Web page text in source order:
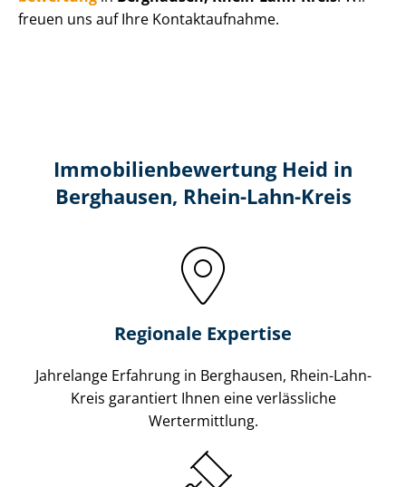
freuen uns auf Ihre Kontaktaufnahme.
Immobilien­bewertung Heid in
Berghausen, Rhein-Lahn-Kreis
Regionale Expertise
Jahrelange Erfahrung in Berghausen, Rhein-Lahn-
Kreis garantiert Ihnen eine verlässliche
Wertermittlung.